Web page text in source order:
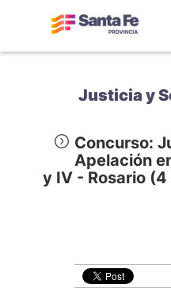
Justicia y
Concurso:
Apelación
y IV - Rosario